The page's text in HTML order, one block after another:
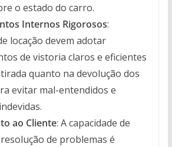
o estado do carro.
Internos Rigorosos:
locação devem adotar
de vistoria claros e eficientes
quanto na devolução dos
evitar mal-entendidos e
ao Cliente: A capacidade de
de problemas é